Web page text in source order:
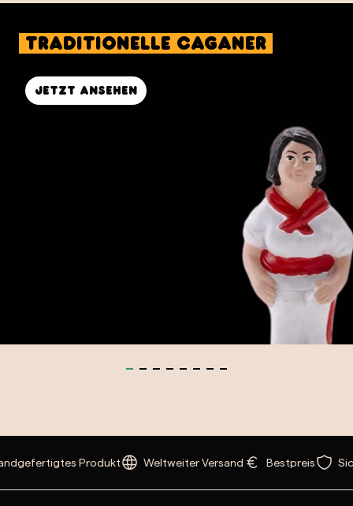
Traditionelle Caganer
Jetzt ansehen
Produkt Weltweiter Versand Bestpreis